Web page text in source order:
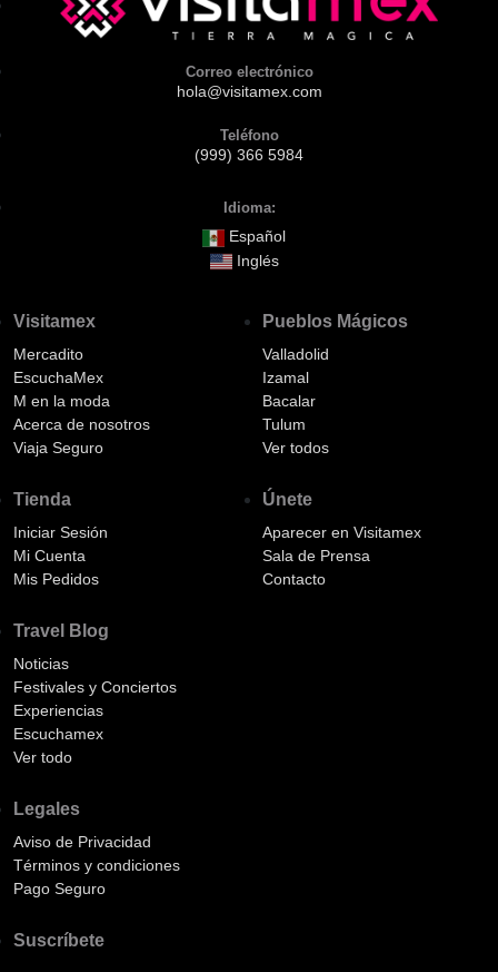
Correo electrónico
hola@visitamex.com
Teléfono
(999) 366 5984
Idioma:
Español
Inglés
Visitamex
Mercadito
EscuchaMex
M en la moda
Acerca de nosotros
Viaja Seguro
Tienda
Iniciar Sesión
Mi Cuenta
Mis Pedidos
Pueblos Mágicos
Valladolid
Izamal
Bacalar
Tulum
Ver todos
Únete
Aparecer en Visitamex
Sala de Prensa
Contacto
Travel Blog
Noticias
Festivales y Conciertos
Experiencias
Escuchamex
Ver todo
Legales
Aviso de Privacidad
Términos y condiciones
Pago Seguro
Suscríbete